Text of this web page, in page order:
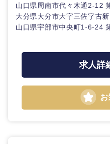
山口県周南市代々木通2-12
大分県大分市大字三佐字古
山口県宇部市中央町1-6-24
求人詳
お